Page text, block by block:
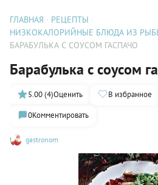
ГЛАВНАЯ
РЕЦЕПТЫ
НИЗКОКАЛОРИЙНЫЕ БЛЮДА ИЗ
БАРАБУЛЬКА С СОУСОМ ГАСПАЧО
Барабулька с соусом
gastronom
5.00 (4)Оценить В избранное
0Комментировать